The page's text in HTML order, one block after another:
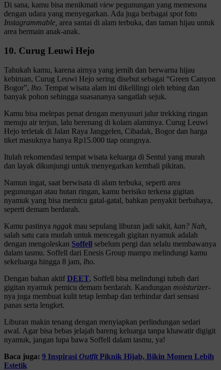
Di sana, kamu bisa menikmati view pegunungan yang memesona
dengan udara yang menyegarkan. Ada juga berbagai spot foto
Instagrammable, area santai di alam terbuka, dan taman hijau untuk
area bermain anak-anak.
10. Curug Leuwi Hejo
Tahukah kamu, karena airnya yang jernih dan berwarna hijau
kebiruan, Curug Leuwi Hejo sering disebut sebagai “Green Canyon
Bogor”, lho. Tempat wisata alam ini dikelilingi oleh tebing dan
banyak pohon sehingga suasananya sangatlah sejuk.
Kamu bisa melepas penat dengan menyusuri jalur trekking ringan
menuju air terjun, lalu berenang di kolam alaminya. Curug Leuwi
Hejo terletak di Jalan Raya Janggelen, Cibadak, Bogor dan harga
tiket masuknya hanya Rp15.000 tiap orangnya.
Itulah rekomendasi tempat wisata keluarga di Sentul yang murah
dan layak dikunjungi untuk menyegarkan kembali pikiran.
Namun ingat, saat berwisata di alam terbuka seperti area
pegunungan atau hutan ringan, kamu berisiko terkena gigitan
nyamuk yang bisa memicu gatal-gatal, bahkan penyakit berbahaya,
seperti demam berdarah.
Kamu pastinya nggak mau sepulang liburan jadi sakit, kan? Nah,
salah satu cara mudah untuk mencegah gigitan nyamuk adalah
dengan mengoleskan Soffell sebelum pergi dan selalu membawanya
dalam tasmu. Soffell dari Enesis Group mampu melindungi kamu
sekeluarga hingga 8 jam, lho.
Dengan bahan aktif DEET, Soffell bisa melindungi tubuh dari
gigitan nyamuk pemicu demam berdarah. Kandungan moisturizer-
nya juga membuat kulit tetap lembap dan terhindar dari sensasi
panas serta lengket.
Liburan makin tenang dengan menyiapkan perlindungan sedari
awal. Agar bisa bebas jelajah bareng keluarga tanpa khawatir digigit
nyamuk, jangan lupa bawa Soffell dalam tasmu, ya!
Baca juga: 9 Inspirasi OutfitPiknik Hijab, Bikin Momen Lebih
Estetik